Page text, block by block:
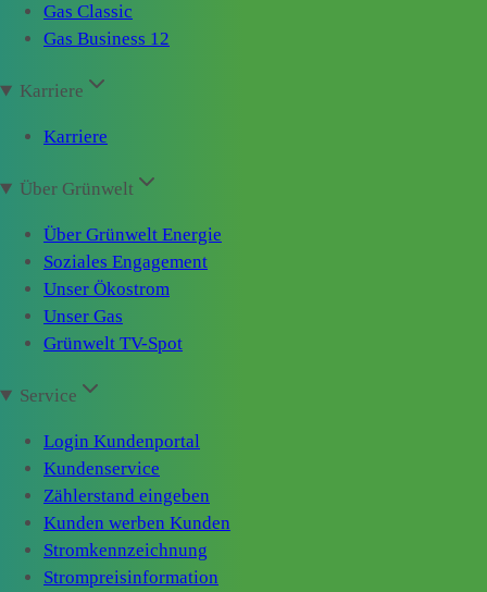
Gas Classic
Gas Business 12
Karriere
Karriere
Über Grünwelt
Über Grünwelt Energie
Soziales Engagement
Unser Ökostrom
Unser Gas
Grünwelt TV-Spot
Service
Login Kundenportal
Kundenservice
Zählerstand eingeben
Kunden werben Kunden
Stromkennzeichnung
Strompreisinformation